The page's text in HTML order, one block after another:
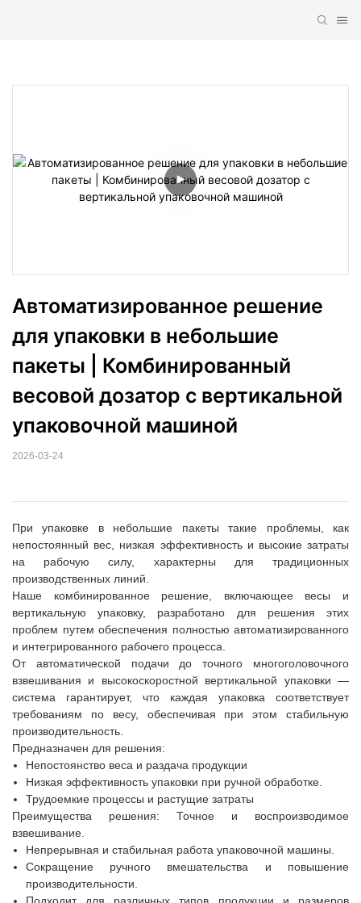
Автоматизированное решение
для упаковки в небольшие
пакеты | Комбинированный
весовой дозатор с вертикальной
упаковочной машиной
2026-03-24
При упаковке в небольшие пакеты такие проблемы, как
непостоянный вес, низкая эффективность и высокие затраты
на рабочую силу, характерны для традиционных
производственных линий.
Наше комбинированное решение, включающее весы и
вертикальную упаковку, разработано для решения этих
проблем путем обеспечения полностью автоматизированного
и интегрированного рабочего процесса.
От автоматической подачи до точного многоголовочного
взвешивания и высокоскоростной вертикальной упаковки —
система гарантирует, что каждая упаковка соответствует
требованиям по весу, обеспечивая при этом стабильную
производительность.
Предназначен для решения:
Непостоянство веса и раздача продукции
Низкая эффективность упаковки при ручной обработке.
Трудоемкие процессы и растущие затраты
Преимущества решения: Точное и воспроизводимое
взвешивание.
Непрерывная и стабильная работа упаковочной машины.
Сокращение ручного вмешательства и повышение
производительности.